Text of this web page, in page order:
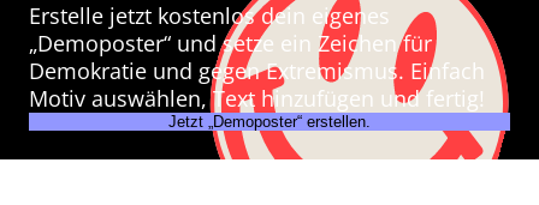
Erstelle jetzt kostenlos dein eigenes
„Demoposter“ und setze ein Zeichen für
Demokratie und gegen Extremismus. Einfach
Motiv auswählen, Text hinzufügen und fertig!
Jetzt „Demoposter“ erstellen.